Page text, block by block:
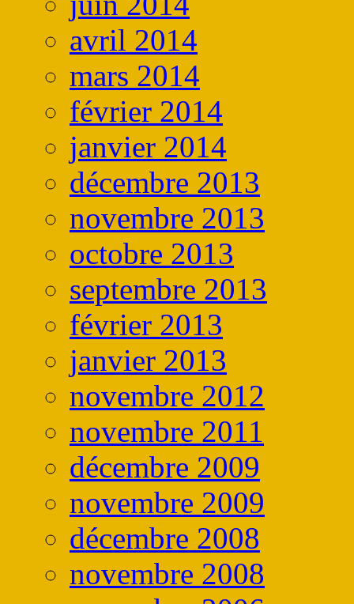
avril 2014
mars 2014
février 2014
janvier 2014
décembre 2013
novembre 2013
octobre 2013
septembre 2013
février 2013
janvier 2013
novembre 2012
novembre 2011
décembre 2009
novembre 2009
décembre 2008
novembre 2008